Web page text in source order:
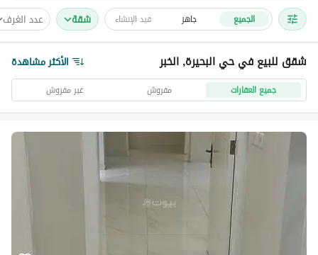
الجميع جاهز قيد الإنشاء شقة عدد الغرف
شقق للبيع في حي البحيرة, الخبر الأكثر مشاهدة
جميع العقارات مفروش غير مفروش